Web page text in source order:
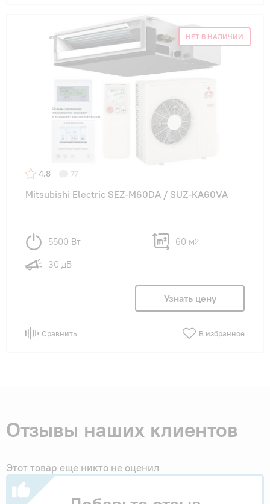
НЕТ В НАЛИЧИИ
4.8 77
Mitsubishi Electric SEZ-M60DA / SUZ-KA60VA
5500 Вт 60 м2
30 дБ
Узнать цену
Сравнить В избранное
Отзывы наших клиентов
Этот товар еще никто не оценил